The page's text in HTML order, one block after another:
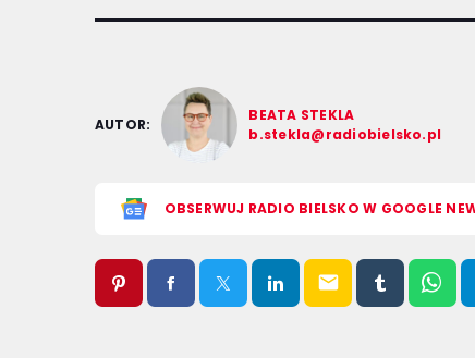
AUTOR:
BEATA STEKLA
b.stekla@radiobielsko.pl
OBSERWUJ RADIO BIELSKO W GOOGLE
email